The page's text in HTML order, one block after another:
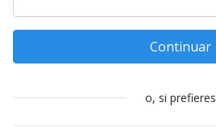
Continuar
o, si prefieres